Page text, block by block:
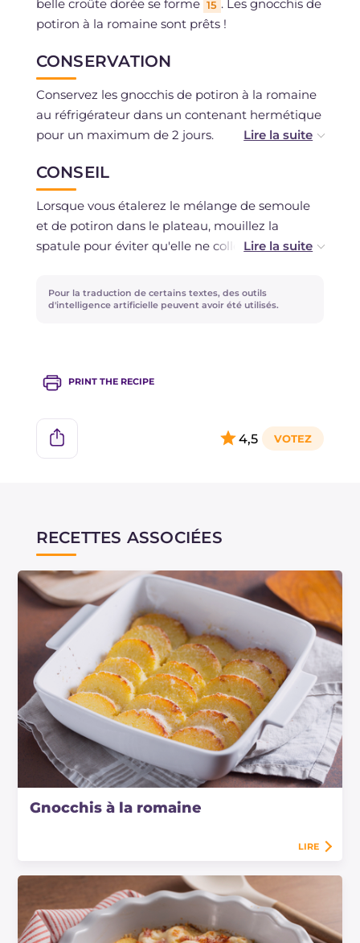
belle croûte dorée se forme 15 . Les gnocchis de
potiron à la romaine sont prêts !
CONSERVATION
Conservez les gnocchis de potiron à la romaine
au réfrigérateur dans un contenant hermétique
pour un maximum de 2 jours.
de potiron à la romaine, déjà assaisonnés avec
le fromage et le beurre en morceaux plutôt que
fondu, et les passer directement au four sans les
décongeler.
CONSEIL
Lorsque vous étalerez le mélange de semoule
et de potiron dans le plateau, mouillez la
spatule pour éviter qu'elle ne colle, ou mouillez
obtiendrez un excellent résultat en moins de
temps. Pour obtenir une croûte plus
romaine classiques en cliquant
Pour la traduction de certains textes, des outils
d'intelligence artificielle peuvent avoir été utilisés.
PRINT THE RECIPE
4,5
RECETTES ASSOCIÉES
Gnocchis à la romaine
LIRE